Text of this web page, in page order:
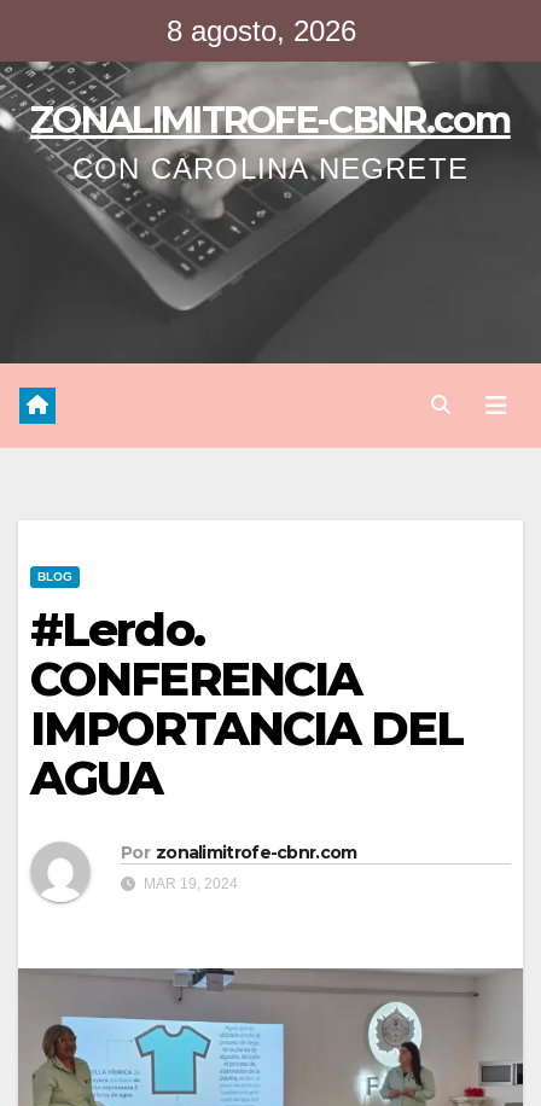
contenido
8 agosto, 2026
ZONALIMITROFE-CBNR.com
CON CAROLINA NEGRETE
BLOG
#Lerdo.
CONFERENCIA
IMPORTANCIA DEL
AGUA
Por zonalimitrofe-cbnr.com
MAR 19, 2024